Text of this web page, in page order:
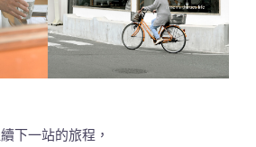
下一站的旅程，